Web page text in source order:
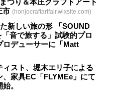
つり＆本庄クラフトアート
市 (honjocraftartfair.wixsite.com)
新しい旅の形 「SOUND
音で旅する」試験的プロ
ロデューサーに「Matt
ィスト、堀木エリ子による
、家具EC「FLYMEe」にて
。